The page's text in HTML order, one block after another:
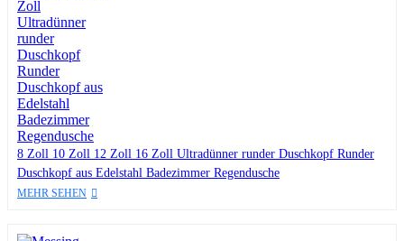
8 Zoll 10 Zoll 12 Zoll 16 Zoll Ultradünner runder Duschkopf Runder
Duschkopf aus Edelstahl Badezimmer Regendusche
MEHR SEHEN